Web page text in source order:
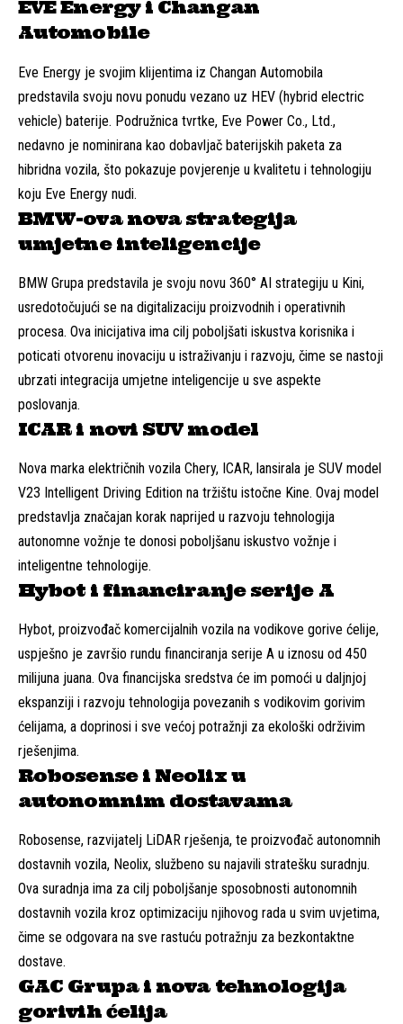
EVE Energy i Changan
Automobile
Eve Energy je svojim klijentima iz Changan Automobila
predstavila svoju novu ponudu vezano uz HEV (hybrid electric
vehicle) baterije. Podružnica tvrtke, Eve Power Co., Ltd.,
nedavno je nominirana kao dobavljač baterijskih paketa za
hibridna vozila, što pokazuje povjerenje u kvalitetu i tehnologiju
koju Eve Energy nudi.
BMW-ova nova strategija
umjetne inteligencije
BMW Grupa predstavila je svoju novu 360° AI strategiju u Kini,
usredotočujući se na digitalizaciju proizvodnih i operativnih
procesa. Ova inicijativa ima cilj poboljšati iskustva korisnika i
poticati otvorenu inovaciju u istraživanju i razvoju, čime se nastoji
ubrzati integracija umjetne inteligencije u sve aspekte
poslovanja.
ICAR i novi SUV model
Nova marka električnih vozila Chery, ICAR, lansirala je SUV model
V23 Intelligent Driving Edition na tržištu istočne Kine. Ovaj model
predstavlja značajan korak naprijed u razvoju tehnologija
autonomne vožnje te donosi poboljšanu iskustvo vožnje i
inteligentne tehnologije.
Hybot i financiranje serije A
Hybot, proizvođač komercijalnih vozila na vodikove gorive ćelije,
uspješno je završio rundu financiranja serije A u iznosu od 450
milijuna juana. Ova financijska sredstva će im pomoći u daljnjoj
ekspanziji i razvoju tehnologija povezanih s vodikovim gorivim
ćelijama, a doprinosi i sve većoj potražnji za ekološki održivim
rješenjima.
Robosense i Neolix u
autonomnim dostavama
Robosense, razvijatelj LiDAR rješenja, te proizvođač autonomnih
dostavnih vozila, Neolix, službeno su najavili stratešku suradnju.
Ova suradnja ima za cilj poboljšanje sposobnosti autonomnih
dostavnih vozila kroz optimizaciju njihovog rada u svim uvjetima,
čime se odgovara na sve rastuću potražnju za bezkontaktne
dostave.
GAC Grupa i nova tehnologija
gorivih ćelija